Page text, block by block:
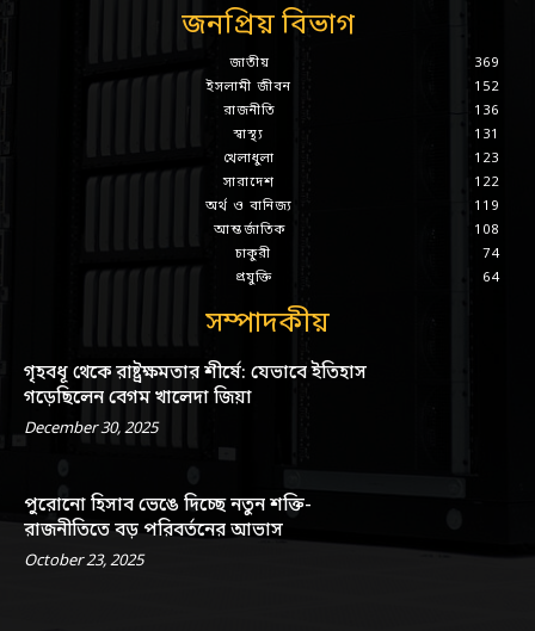
জনপ্রিয় বিভাগ
জাতীয়
369
ইসলামী জীবন
152
রাজনীতি
136
স্বাস্থ্য
131
খেলাধুলা
123
সারাদেশ
122
অর্থ ও বানিজ্য
119
আন্তর্জাতিক
108
চাকুরী
74
প্রযুক্তি
64
সম্পাদকীয়
গৃহবধূ থেকে রাষ্ট্রক্ষমতার শীর্ষে: যেভাবে ইতিহাস
গড়েছিলেন বেগম খালেদা জিয়া
December 30, 2025
পুরোনো হিসাব ভেঙে দিচ্ছে নতুন শক্তি-
রাজনীতিতে বড় পরিবর্তনের আভাস
October 23, 2025